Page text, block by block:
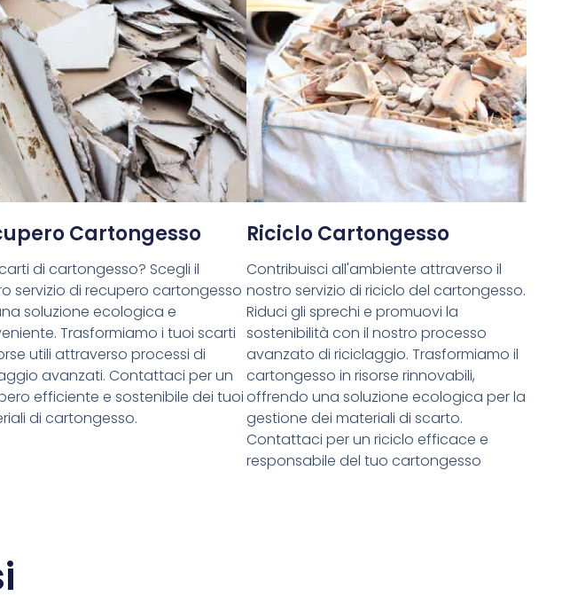
Cartongesso
di cartongesso? Scegli il
servizio di recupero cartongesso
soluzione ecologica e
Trasformiamo i tuoi scarti
utili attraverso processi di
avanzati. Contattaci per un
efficiente e sostenibile dei tuoi
di cartongesso.
Riciclo Cartongesso
Contribuisci all'ambiente attraverso il
nostro servizio di riciclo del cartongesso.
Riduci gli sprechi e promuovi la
sostenibilità con il nostro processo
avanzato di riciclaggio. Trasformiamo il
cartongesso in risorse rinnovabili,
offrendo una soluzione ecologica per la
gestione dei materiali di scarto.
Contattaci per un riciclo efficace e
responsabile del tuo cartongesso